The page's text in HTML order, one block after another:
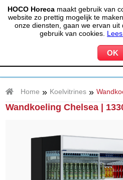
HOCO Horecamaakt gebruik van
website zo prettig mogelijk te
onze diensten, gaan we ervan
gebruik van cookies.
(020) 497 6325
MIJN ACCOUNT 0
Home » Koelvitrines »
Wandkoeling Chelsea |